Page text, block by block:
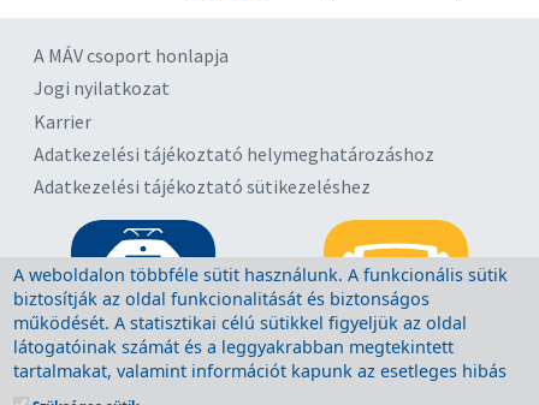
A MÁV csoport honlapja
Jogi nyilatkozat
Karrier
Adatkezelési tájékoztató helymeghatározáshoz
Adatkezelési tájékoztató sütikezeléshez
A weboldalon többféle sütit használunk. A funkcionális sütik
biztosítják az oldal funkcionalitását és biztonságos
működését. A statisztikai célú sütikkel figyeljük az oldal
látogatóinak számát és a leggyakrabban megtekintett
tartalmakat, valamint információt kapunk az esetleges hibás
működésről. A sütik törlésére a böngésző megfelelő